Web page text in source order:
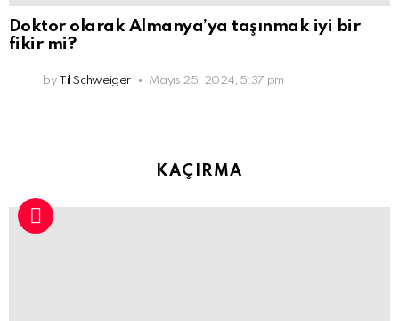
Doktor olarak Almanya’ya taşınmak iyi bir
fikir mi?
by Til Schweiger Mayıs 25, 2024, 5:37 pm
KAÇIRMA